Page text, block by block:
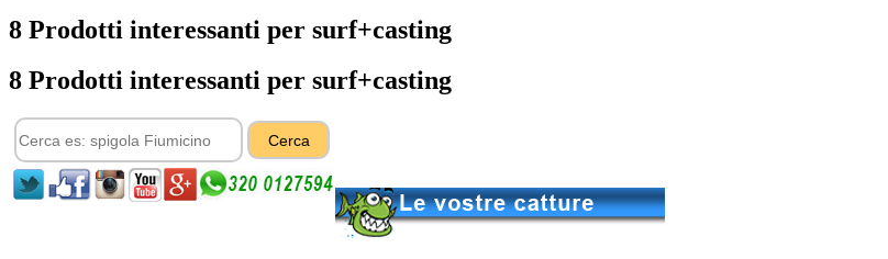
8 Prodotti interessanti per surf+casting
8 Prodotti interessanti per surf+casting